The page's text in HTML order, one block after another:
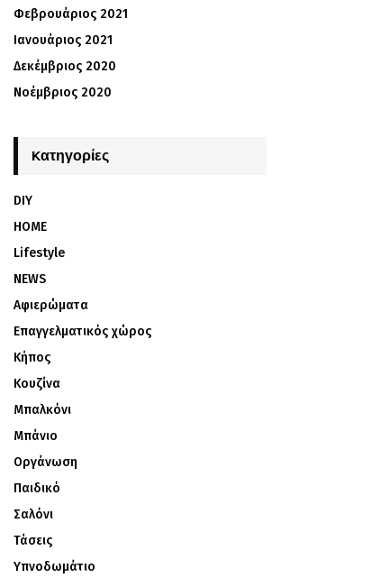
Φεβρουάριος 2021
Ιανουάριος 2021
Δεκέμβριος 2020
Νοέμβριος 2020
Kατηγορίες
DIY
HOME
Lifestyle
NEWS
Αφιερώματα
Επαγγελματικός χώρος
Κήπος
Κουζίνα
Μπαλκόνι
Μπάνιο
Οργάνωση
Παιδικό
Σαλόνι
Τάσεις
Υπνοδωμάτιο